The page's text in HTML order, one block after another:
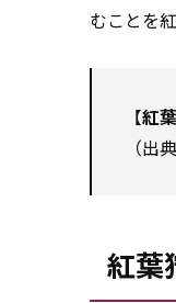
むことを
【紅
（出
紅葉